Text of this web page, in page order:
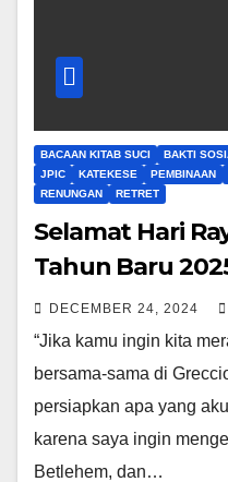
BACAAN KITAB SUCI BAKTI
JPIC
KATEKESE PEMBINAAN
RENUNGAN
RETRET
Selamat Hari
Tahun Baru
DECEMBER 24, 2024
“Jika kamu ingin kita
bersama-sama di
persiapkan apa yang
karena saya ingin
Betlehem, dan…